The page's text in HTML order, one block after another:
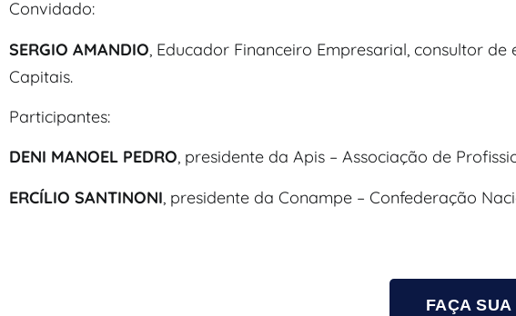
Convidado:
SERGIO AMANDIO , Educador Financeiro Empresarial, consultor
Capitais.
Participantes:
DENI MANOEL PEDRO, presidente da Apis – Associação de
ERCÍLIO SANTINONI, presidente da Conampe – Confederação
FAÇA